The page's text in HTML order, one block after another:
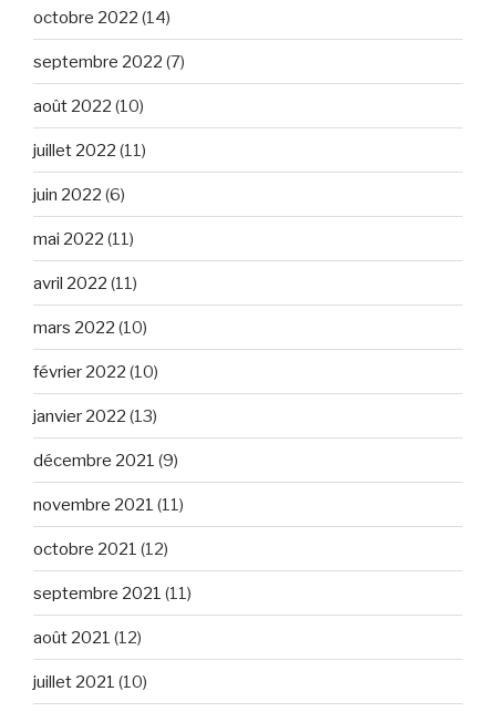
octobre 2022 (14)
septembre 2022 (7)
août 2022 (10)
juillet 2022 (11)
juin 2022 (6)
mai 2022 (11)
avril 2022 (11)
mars 2022 (10)
février 2022 (10)
janvier 2022 (13)
décembre 2021 (9)
novembre 2021 (11)
octobre 2021 (12)
septembre 2021 (11)
août 2021 (12)
juillet 2021 (10)